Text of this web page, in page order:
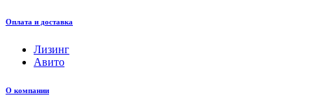
Оплата и доставка
Лизинг
Авито
О компании